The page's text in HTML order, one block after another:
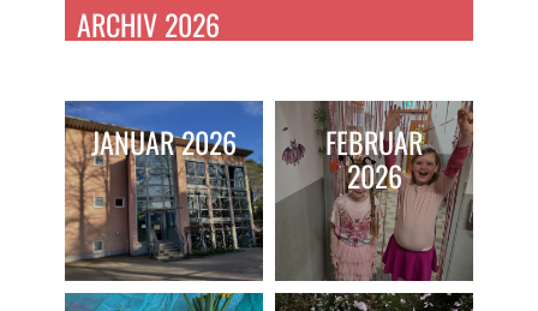
ARCHIV 2026
JANUAR 2026 FEBRUAR
2026